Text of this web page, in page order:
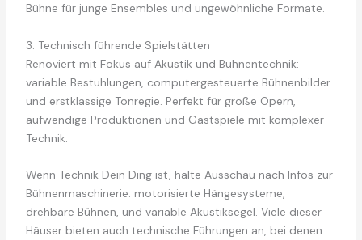
Bühne für junge Ensembles und ungewöhnliche Formate.
3. Technisch führende Spielstätten
Renoviert mit Fokus auf Akustik und Bühnentechnik:
variable Bestuhlungen, computergesteuerte Bühnenbilder
und erstklassige Tonregie. Perfekt für große Opern,
aufwendige Produktionen und Gastspiele mit komplexer
Technik.
Wenn Technik Dein Ding ist, halte Ausschau nach Infos zur
Bühnenmaschinerie: motorisierte Hängesysteme,
drehbare Bühnen, und variable Akustiksegel. Viele dieser
Häuser bieten auch technische Führungen an, bei denen